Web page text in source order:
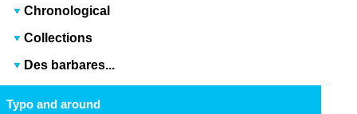
Chronological
Collections
Des barbares...
Typo and around